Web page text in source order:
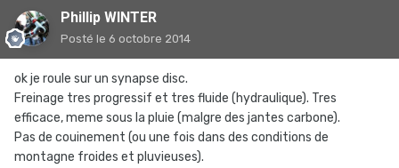
Phillip WINTER
Posté le 6 octobre 2014
ok je roule sur un synapse disc.
Freinage tres progressif et tres fluide (hydraulique). Tres
efficace, meme sous la pluie (malgre des jantes carbone).
Pas de couinement (ou une fois dans des conditions de
montagne froides et pluvieuses).